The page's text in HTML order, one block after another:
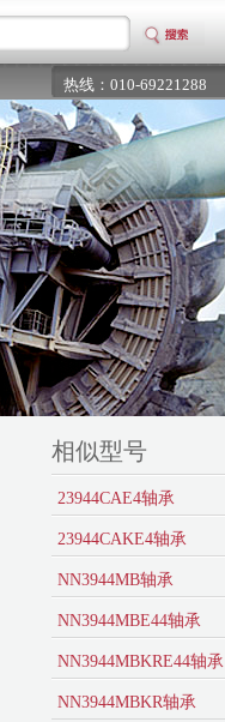
热线：010-69221288
相似型号
23944CAE4轴承
23944CAKE4轴承
NN3944MB轴承
NN3944MBE44轴承
NN3944MBKRE44轴承
NN3944MBKR轴承